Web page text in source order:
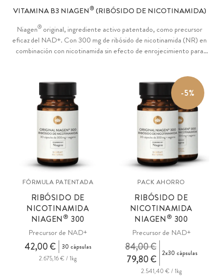
vitamina B2, la vitamina C y la vitamina E contribuyen a la protección de
las células frente al estrés oxidativo.
VITAMINA B3 NIAGEN® (RIBÓSIDO DE NICOTINAMIDA)
Niagen® original, ingrediente activo patentado, como precursor
eficaz del NAD+. Con 300 mg de ribósido de nicotinamida (NR) en
combinación con nicotinamida sin efecto de enrojecimiento para
FÓRMULA PATENTADA
RIBÓSIDO DE
NICOTINAMIDA
NIAGEN ® 300
Precursor de NAD+
42,00 €
30 cápsulas
2.675,16 € / 1kg
-5%
PACK AHORRO
RIBÓSIDO DE
NICOTINAMIDA
NIAGEN ® 300
Precursor de NAD+
79,80 €
84,00 € 2x30 cápsulas
2.541,40 € / 1kg